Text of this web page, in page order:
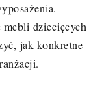
dziecięcych
jak konkretne